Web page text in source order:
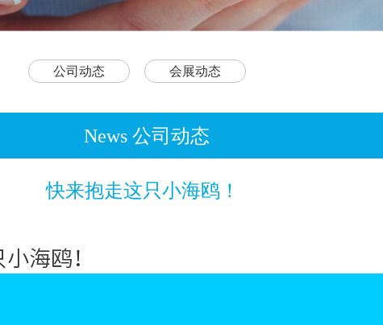
公司动态 会展动态
News 公司动态
快来抱走这只小海鸥！